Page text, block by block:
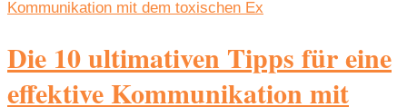
Die 10 ultimativen Tipps für eine
effektive Kommunikation mit